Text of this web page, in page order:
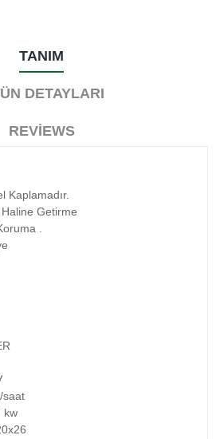
TANIM
DETAYLARI
REVIEWS
Kaplamadır.
Getirme
.